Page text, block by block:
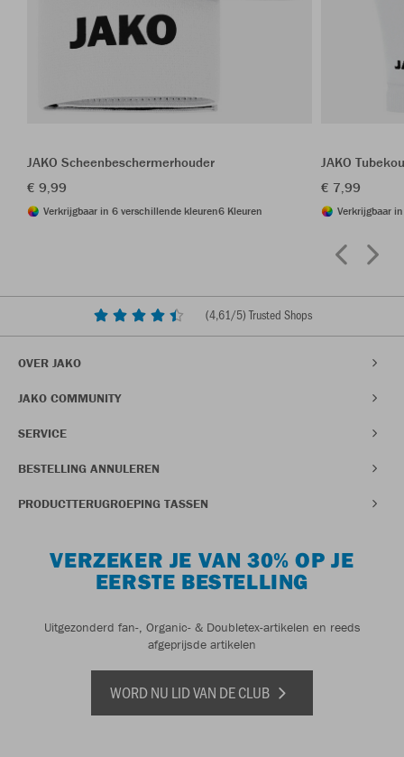
JAKO Scheenbeschermerhouder
€ 9,99
Verkrijgbaar in 6 verschillende kleuren6 Kleuren
JAKO
€ 7,99
Verkrijgbaar
(4,61/5) Trusted Shops
OVER JAKO
JAKO COMMUNITY
SERVICE
BESTELLING ANNULEREN
PRODUCTTERUGROEPING TASSEN
VERZEKER JE VAN 30% OP JE
EERSTE BESTELLING
Uitgezonderd fan-, Organic- & Doubletex-artikelen en reeds
afgeprijsde artikelen
WORD NU LID VAN DE CLUB